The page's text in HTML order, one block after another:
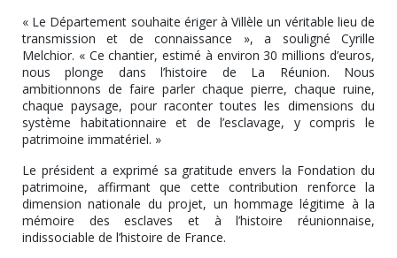
« Le Département souhaite ériger à Villèle un véritable lieu de
transmission et de connaissance », a souligné Cyrille
Melchior. « Ce chantier, estimé à environ 30 millions d’euros,
nous plonge dans l’histoire de La Réunion. Nous
ambitionnons de faire parler chaque pierre, chaque ruine,
chaque paysage, pour raconter toutes les dimensions du
système habitationnaire et de l’esclavage, y compris le
patrimoine immatériel. »
Le président a exprimé sa gratitude envers la Fondation du
patrimoine, affirmant que cette contribution renforce la
dimension nationale du projet, un hommage légitime à la
mémoire des esclaves et à l’histoire réunionnaise,
indissociable de l’histoire de France.